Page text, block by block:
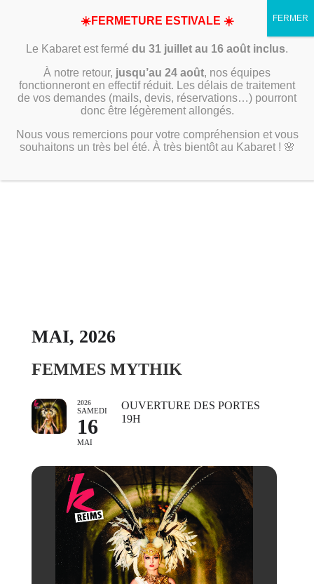
MAI, 2026
FEMMES MYTHIK
2026
SAMEDI
16
MAI
OUVERTURE DES PORTES
19H
☀️FERMETURE ESTIVALE ☀️
Le Kabaret est fermé du 31 juillet au 16 août inclus.
À notre retour, jusqu’au 24 août, nos équipes
fonctionneront en effectif réduit. Les délais de traitement
de vos demandes (mails, devis, réservations…) pourront
donc être légèrement allongés.
Nous vous remercions pour votre compréhension et vous
souhaitons un très bel été. À très bientôt au Kabaret ! 🌸